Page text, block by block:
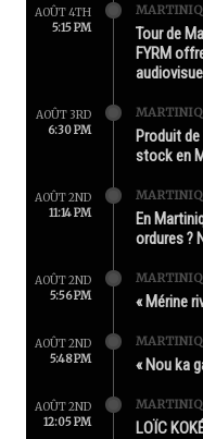
AOÛT 4TH
5:15 PM
Tour de
FYRM
AOÛT 3RD
6:30 PM
Produit
stock en
AOÛT 2ND
11:14 PM
En
ordures ?
AOÛT 2ND
5:56 PM
« Mérine
AOÛT 2ND
5:48 PM
« Nou ka
AOÛT 2ND
12:05 PM
LOÏC